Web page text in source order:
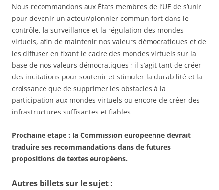
Nous recommandons aux États membres de l’UE de s’unir
pour devenir un acteur/pionnier commun fort dans le
contrôle, la surveillance et la régulation des mondes
virtuels, afin de maintenir nos valeurs démocratiques et de
les diffuser en fixant le cadre des mondes virtuels sur la
base de nos valeurs démocratiques ; il s’agit tant de créer
des incitations pour soutenir et stimuler la durabilité et la
croissance que de supprimer les obstacles à la
participation aux mondes virtuels ou encore de créer des
infrastructures suffisantes et fiables.
Prochaine étape : la Commission européenne devrait
traduire ses recommandations dans de futures
propositions de textes européens.
Autres billets sur le sujet :